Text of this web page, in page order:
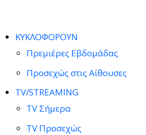
ΚΥΚΛΟΦΟΡΟΥΝ
Πρεμιέρες Εβδομάδας
Προσεχώς στις Αίθουσες
TV/STREAMING
TV Σήμερα
TV Προσεχώς